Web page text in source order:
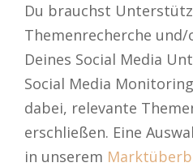
Du brauchst
Themenrecherche
Deines Social Media
Social Media
dabei, relevante
erschließen. Eine
in unserem